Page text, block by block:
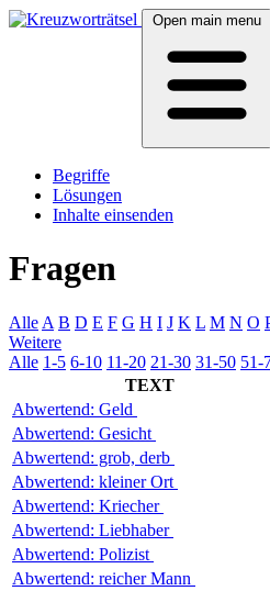
Open main menu
Begriffe
Lösungen
Inhalte einsenden
Fragen
Alle A B D E F G H I J K L M N O
Weitere
Alle 1-5 6-10 11-20 21-30 31-50 51-
TEXT
Abwertend: Geld
Abwertend: Gesicht
Abwertend: grob, derb
Abwertend: kleiner Ort
Abwertend: Kriecher
Abwertend: Liebhaber
Abwertend: Polizist
Abwertend: reicher Mann